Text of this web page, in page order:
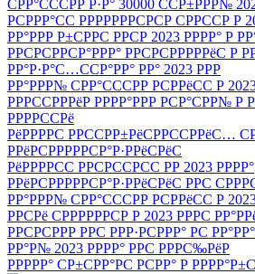
СРР°СССРР Р·Р° 30000 ССР±РРР№
РСРРР°СС РРРРРРРСРСР СРРССР Р
РР°РРР Р±СРРС РРСР 2023 РРРР° Р
РРСРСРРСР°РРР° РРСРСРРРРРёС Р
РР°Р·Р°С…ССР°РР° РР° 2023 РРР
РР°РРР№ СРР°СССРР РСРРёСС Р
РРРССРРРёР РРРР°РРР РСР°СРР№ Р
РРРРССРё
РёРРРРС РРССРР±РёСРРССРРёС…
РРёРСРРРРРСР°Р·РРёСРёС
РёРРРРСС РРСРССРСС РР 2023 РРРР°
РРёРСРРРРРСР°Р·РРёСРёС РРС
РР°РРР№ СРР°СССРР РСРРёСС Р
РРСРё СРРРРРРСР Р 2023 РРРС
РРСРСРРР РРС РРР·РСРРР° РС
РР°Р№ 2023 РРРР° РРС РРРС‰РёР
РРРРР° СР±СРР°РС РСРР° Р